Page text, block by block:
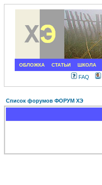
ОБЛОЖКА СТАТЬИ ШКОЛА
FAQ
Список форумов ФОРУМ ХЭ